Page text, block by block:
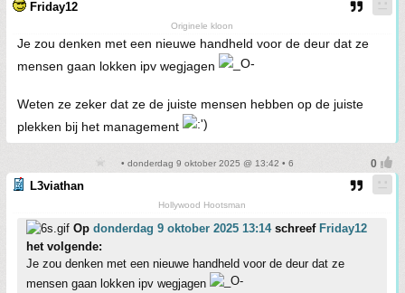
Friday12
Originele kloon
Je zou denken met een nieuwe handheld voor de deur dat ze
mensen gaan lokken ipv wegjagen
Weten ze zeker dat ze de juiste mensen hebben op de juiste
plekken bij het management
• donderdag 9 oktober 2025 @ 13:42 • 6
L3viathan
Hollywood Hootsman
Op donderdag 9 oktober 2025 13:14schreef Friday12
het volgende:
Je zou denken met een nieuwe handheld voor de deur dat ze
mensen gaan lokken ipv wegjagen